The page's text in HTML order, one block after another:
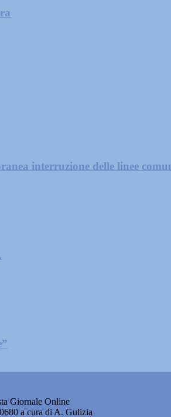
interruzione delle linee
Giornale Online
a cura di A. Gulizia